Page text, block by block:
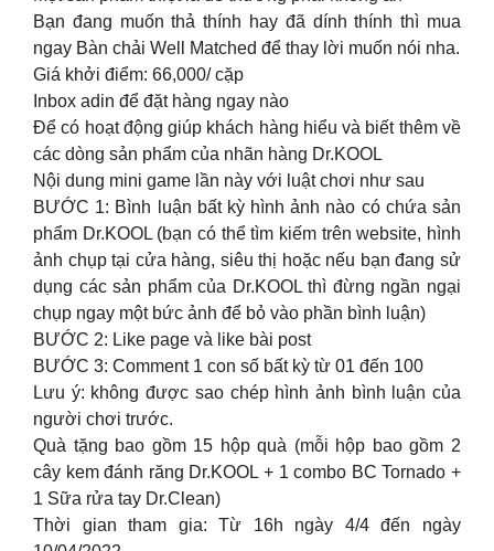
Bạn đang muốn thả thính hay đã dính thính thì mua
ngay Bàn chải Well Matched để thay lời muốn nói nha.
Giá khởi điểm: 66,000/ cặp
Inbox adin để đặt hàng ngay nào
Để có hoạt động giúp khách hàng hiểu và biết thêm về
các dòng sản phẩm của nhãn hàng Dr.KOOL
Nội dung mini game lần này với luật chơi như sau
BƯỚC 1: Bình luận bất kỳ hình ảnh nào có chứa sản
phẩm Dr.KOOL (bạn có thể tìm kiếm trên website, hình
ảnh chụp tại cửa hàng, siêu thị hoặc nếu bạn đang sử
dụng các sản phẩm của Dr.KOOL thì đừng ngần ngại
chụp ngay một bức ảnh để bỏ vào phần bình luận)
BƯỚC 2: Like page và like bài post
BƯỚC 3: Comment 1 con số bất kỳ từ 01 đến 100
Lưu ý: không được sao chép hình ảnh bình luận của
người chơi trước.
Quà tặng bao gồm 15 hộp quà (mỗi hộp bao gồm 2
cây kem đánh răng Dr.KOOL + 1 combo BC Tornado +
1 Sữa rửa tay Dr.Clean)
Thời gian tham gia: Từ 16h ngày 4/4 đến ngày